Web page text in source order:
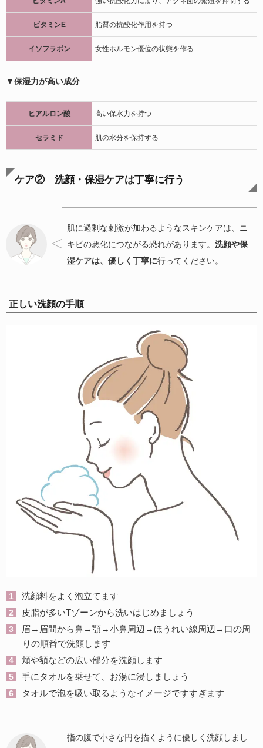
ビタミンE 脂質の抗酸化作用を持つ
イソフラボン 女性ホルモン優位の状態を作る
▼保湿力が高い成分
ヒアルロン酸 高い保水力を持つ
セラミド 肌の水分を保持する
ケア② 洗顔・保湿ケアは丁寧に行う
肌に過剰な刺激が加わるようなスキンケアは、ニ
キビの悪化につながる恐れがあります。 洗顔や保
湿ケアは、優しく丁寧に行ってください。
正しい洗顔の手順
洗顔料をよく泡立てます
皮脂が多いTゾーンから洗いはじめましょう
眉→眉間から鼻→顎→小鼻周辺→ほうれい線周辺→口の周
りの順番で洗顔します
頬や額などの広い部分を洗顔します
手にタオルを乗せて、お湯に浸しましょう
タオルで泡を吸い取るようなイメージですすぎます
指の腹で小さな円を描くように優しく洗顔しまし